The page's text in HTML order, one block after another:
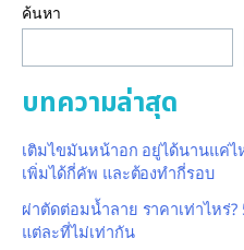
ค้นหา
บทความล่าสุด
เติมไขมันหน้าอก อยู่ได้นานแค่
เพิ่มได้กี่คัพ และต้องทำกี่รอบ
ผ่าตัดต่อมน้ำลาย ราคาเท่าไหร่
แต่ละที่ไม่เท่ากัน